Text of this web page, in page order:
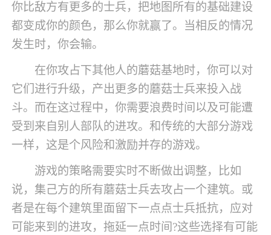
你比敌方有更多的士兵，把地图所有的基础建设
都变成你的颜色，那么你就赢了。当相反的情况
发生时，你会输。
在你攻占下其他人的蘑菇基地时，你可以对
它们进行升级，产出更多的蘑菇士兵来投入战
斗。而在这过程中，你需要浪费时间以及可能遭
受到来自别人部队的进攻。和传统的大部分游戏
一样，这是个风险和激励并存的游戏。
游戏的策略需要实时不断做出调整，比如
说，集己方的所有蘑菇士兵去攻占一个建筑。或
者是在每个建筑里面留下一点点士兵抵抗，应对
可能来到的进攻，拖延一点时间?这些选择有可能